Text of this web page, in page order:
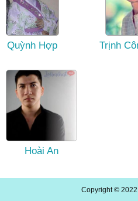
Quỳnh Hợp Trịnh
Hoài An
Copyright © 2022